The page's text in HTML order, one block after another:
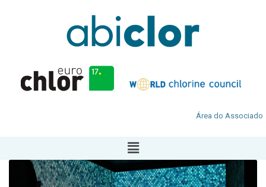
Área do Associado